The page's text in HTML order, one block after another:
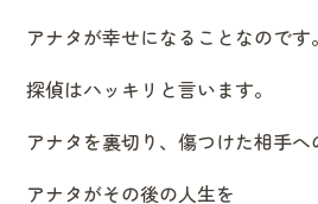
アナタが幸せになることなのです。
探偵はハッキリと言います。
アナタを裏切り、傷つけた相手へ
アナタがその後の人生を